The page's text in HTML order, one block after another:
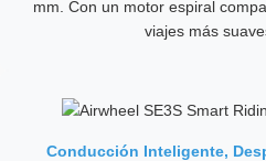
mm. Con un motor espiral
viajes más
Conducción Inteligente,